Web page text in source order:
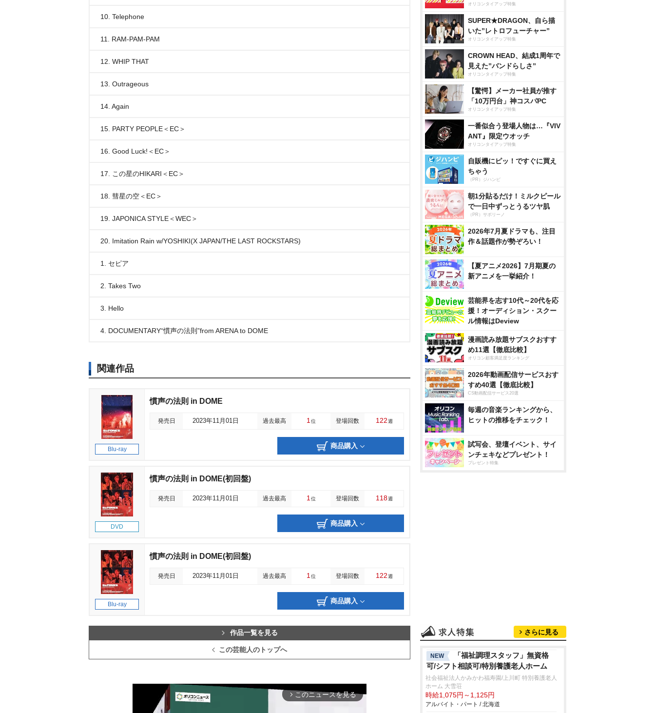
10. Telephone
11. RAM-PAM-PAM
12. WHIP THAT
13. Outrageous
14. Again
15. PARTY PEOPLE＜EC＞
16. Good Luck!＜EC＞
17. この星のHIKARI＜EC＞
18. 彗星の空＜EC＞
19. JAPONICA STYLE＜WEC＞
20. Imitation Rain w/YOSHIKI(X JAPAN/THE LAST ROCKSTARS)
1. セピア
2. Takes Two
3. Hello
4. DOCUMENTARY“慣声の法則”from ARENA to DOME
関連作品
Blu-ray
慣声の法則 in DOME
発売日 2023年11月01日 過去最高 1 位 登場回数 122週
商品購入
DVD
慣声の法則 in DOME(初回盤)
発売日 2023年11月01日 過去最高 1 位 登場回数 118週
商品購入
Blu-ray
慣声の法則 in DOME(初回盤)
発売日 2023年11月01日 過去最高 1 位 登場回数 122週
商品購入
作品一覧を見る
この芸能人のトップへ
arrow_forward_ios このニュースを見る
オリコンタイアップ特集
SUPER★DRAGON、自ら描
いた”レトロフューチャー”
オリコンタイアップ特集
CROWN HEAD、結成1周年で
見えた”バンドらしさ”
オリコンタイアップ特集
【驚愕】メーカー社員が推す
「10万円台」神コスパPC
オリコンタイアップ特集
一番似合う登場人物は…『VIV
ANT』限定ウオッチ
オリコンタイアップ特集
自販機にピッ！ですぐに買え
ちゃう
（PR）ジハンピ
朝1分貼るだけ！ミルクピール
で一日中ずっとうるツヤ肌
（PR）サボリーノ
2026年7月夏ドラマも、注目
作＆話題作が勢ぞろい！
【夏アニメ2026】7月期夏の
新アニメを一挙紹介！
芸能界を志す10代～20代を応
援！オーディション・スクー
ル情報はDeview
漫画読み放題サブスクおすす
め11選【徹底比較】
オリコン顧客満足度ランキング
2026年動画配信サービスおす
すめ40選【徹底比較】
CS動画配信サービス20選
毎週の音楽ランキングから、
ヒットの推移をチェック！
試写会、登壇イベント、サイ
ンチェキなどプレゼント！
プレゼント特集
さらに見る
NEW
「福祉調理スタッフ」無資格
可/シフト相談可/特別養護老人ホーム
社会福祉法人かみかわ福寿園/上川町 特別養護老人
ホーム 大雪荘
時給1,075円～1,125円
アルバイト・パート / 北海道